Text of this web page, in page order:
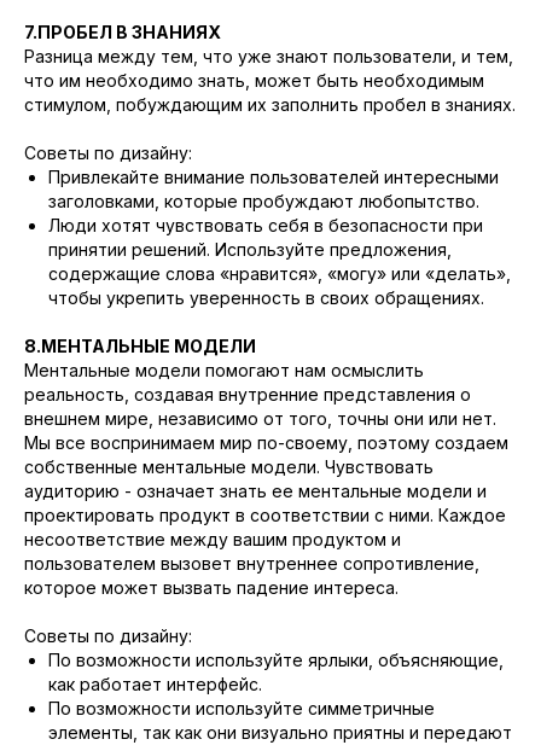
7.ПРОБЕЛ В ЗНАНИЯХ
Разница между тем, что уже знают пользователи, и тем,
что им необходимо знать, может быть необходимым
стимулом, побуждающим их заполнить пробел в знаниях.
Советы по дизайну:
Привлекайте внимание пользователей интересными
заголовками, которые пробуждают любопытство.
Люди хотят чувствовать себя в безопасности при
принятии решений. Используйте предложения,
содержащие слова «нравится», «могу» или «делать»,
чтобы укрепить уверенность в своих обращениях.
8.МЕНТАЛЬНЫЕ МОДЕЛИ
Ментальные модели помогают нам осмыслить
реальность, создавая внутренние представления о
внешнем мире, независимо от того, точны они или нет.
Мы все воспринимаем мир по-своему, поэтому создаем
собственные ментальные модели. Чувствовать
аудиторию - означает знать ее ментальные модели и
проектировать продукт в соответствии с ними. Каждое
несоответствие между вашим продуктом и
пользователем вызовет внутреннее сопротивление,
которое может вызвать падение интереса.
Советы по дизайну:
По возможности используйте ярлыки, объясняющие,
как работает интерфейс.
По возможности используйте симметричные
элементы, так как они визуально приятны и передают